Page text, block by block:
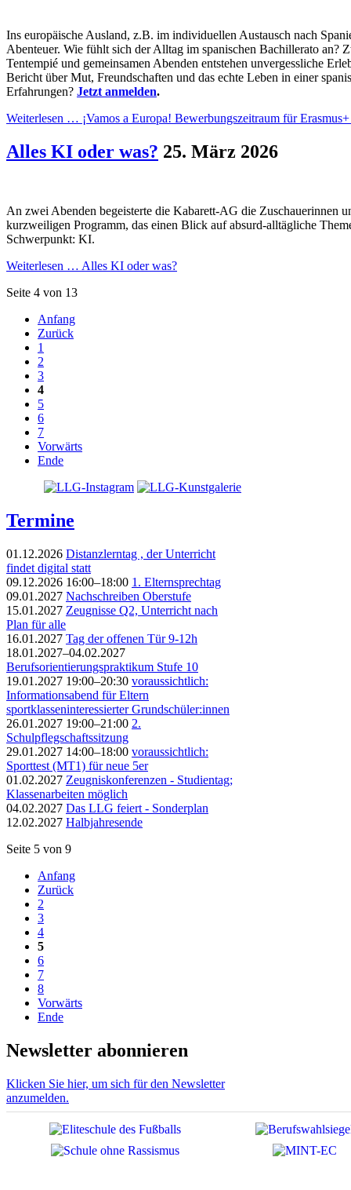
Ins europäische Ausland, z.B. im individuellen Austausch nach
Abenteuer. Wie fühlt sich der Alltag im spanischen Bachillerato an?
Tentempié und gemeinsamen Abenden entstehen unvergessliche
Bericht über Mut, Freundschaften und das echte Leben in einer
Erfahrungen? Jetzt anmelden.
Weiterlesen … ¡Vamos a Europa! Bewerbungszeitraum für
Alles KI oder was? 25. März 2026
An zwei Abenden begeisterte die Kabarett-AG die Zuschauerinnen
kurzweiligen Programm, das einen Blick auf absurd-alltägliche
Schwerpunkt: KI.
Weiterlesen … Alles KI oder was?
Seite 4 von 13
Anfang
Zurück
1
2
3
4
5
6
7
Vorwärts
Ende
Termine
01.12.2026 Distanzlerntag , der Unterricht
findet digital statt
09.12.2026 16:00–18:00 1. Elternsprechtag
09.01.2027 Nachschreiben Oberstufe
15.01.2027 Zeugnisse Q2, Unterricht nach
Plan für alle
16.01.2027 Tag der offenen Tür 9-12h
18.01.2027–04.02.2027
Berufsorientierungspraktikum Stufe 10
19.01.2027 19:00–20:30 voraussichtlich:
Informationsabend für Eltern
sportklasseninteressierter Grundschüler:innen
26.01.2027 19:00–21:00 2.
Schulpflegschaftssitzung
29.01.2027 14:00–18:00 voraussichtlich:
Sporttest (MT1) für neue 5er
01.02.2027 Zeugniskonferenzen - Studientag;
Klassenarbeiten möglich
04.02.2027 Das LLG feiert - Sonderplan
12.02.2027 Halbjahresende
Seite 5 von 9
Anfang
Zurück
2
3
4
5
6
7
8
Vorwärts
Ende
Newsletter abonnieren
Klicken Sie hier, um sich für den Newsletter
anzumelden.